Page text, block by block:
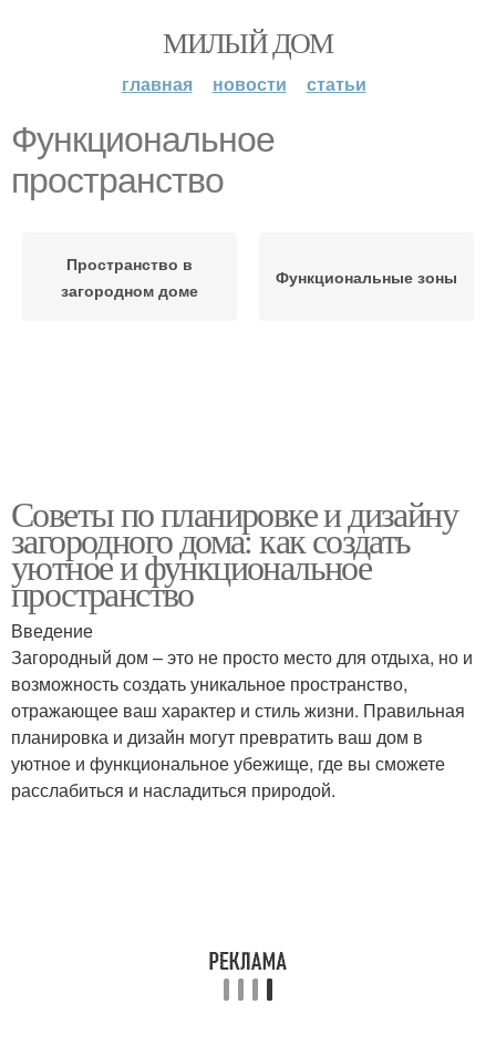
МИЛЫЙ ДОМ
главная новости статьи
Функциональное
пространство
Пространство в
загородном доме
Функциональные зоны
Советы по планировке и дизайну
загородного дома: как создать
уютное и функциональное
пространство
Введение
Загородный дом – это не просто место для отдыха, но и
возможность создать уникальное пространство,
отражающее ваш характер и стиль жизни. Правильная
планировка и дизайн могут превратить ваш дом в
уютное и функциональное убежище, где вы сможете
расслабиться и насладиться природой.